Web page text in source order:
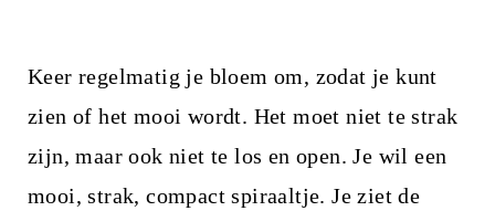
Keer regelmatig je bloem om, zodat je kunt
zien of het mooi wordt. Het moet niet te strak
zijn, maar ook niet te los en open. Je wil een
mooi, strak, compact spiraaltje. Je ziet de